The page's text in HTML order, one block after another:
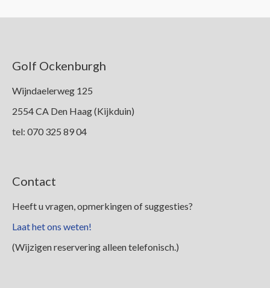
Golf Ockenburgh
Wijndaelerweg 125
2554 CA Den Haag (Kijkduin)
tel: 070 325 89 04
Contact
Heeft u vragen, opmerkingen of suggesties?
Laat het ons weten!
(Wijzigen reservering alleen telefonisch.)